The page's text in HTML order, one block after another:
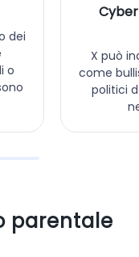
dei
o
X può
come
politici
parentale